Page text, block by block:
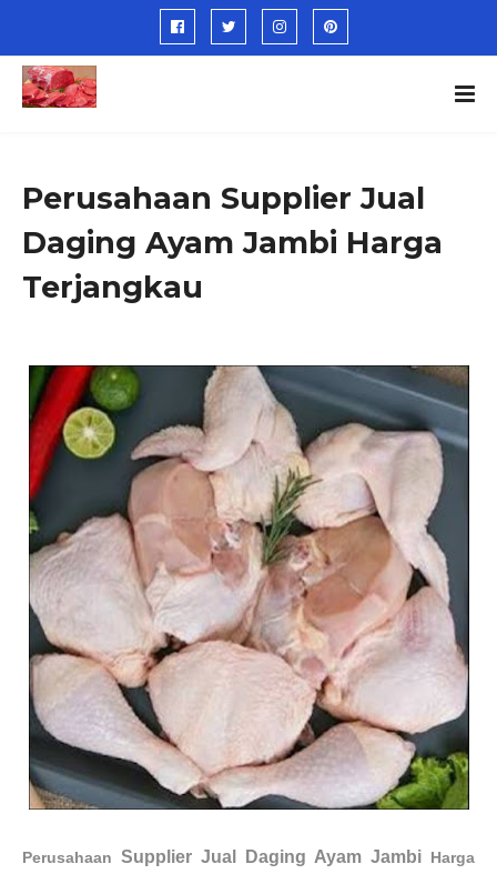
Perusahaan Supplier Jual
Daging Ayam Jambi Harga
Terjangkau
Perusahaan Supplier Jual Daging Ayam Jambi Harga